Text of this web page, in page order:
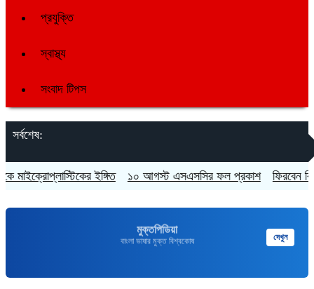
প্রযুক্তি
স্বাস্থ্য
সংবাদ টিপস
সর্বশেষ:
ইঙ্গিত ১০ আগস্ট এসএসসির ফল প্রকাশ ফিরবেন কি শেখ
মুক্তপিডিয়া
বাংলা ভাষার মুক্ত বিশ্বকোষ দেখুন